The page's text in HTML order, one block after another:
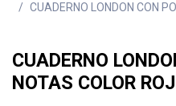
CUADERNO LONDON CON
CUADERNO
NOTAS COLOR